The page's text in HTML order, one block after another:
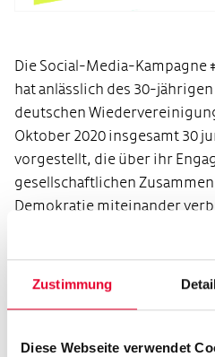
Zustimmung
Diese Webseite verwendet
Die Social-Media-Kampagne
hat anlässlich des 30-
deutschen
Oktober 2020 insgesamt 30
vorgestellt, die über ihr
gesellschaftlichen
Demokratie miteinander
unter 30“ sollen mit ihren
Gesellschaft und Demokratie
Videos der Kampagne